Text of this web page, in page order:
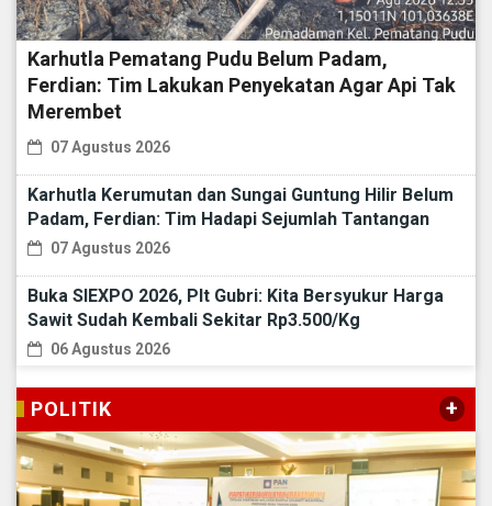
Karhutla Pematang Pudu Belum Padam,
Ferdian: Tim Lakukan Penyekatan Agar Api Tak
Merembet
07 Agustus 2026
Karhutla Kerumutan dan Sungai Guntung Hilir Belum
Padam, Ferdian: Tim Hadapi Sejumlah Tantangan
07 Agustus 2026
Buka SIEXPO 2026, Plt Gubri: Kita Bersyukur Harga
Sawit Sudah Kembali Sekitar Rp3.500/Kg
06 Agustus 2026
POLITIK +